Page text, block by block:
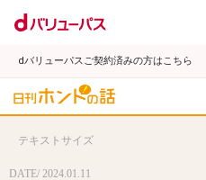
dバリューパスご契約済みの方はこちら
テキストサイズ
DATE/ 2024.01.11